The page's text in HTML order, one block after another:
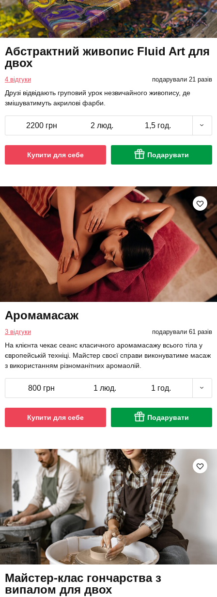
Абстрактний живопис Fluid Art для
двох
4 відгуки подарували 21 разів
Друзі відвідають груповий урок незвичайного живопису, де
змішуватимуть акрилові фарби.
2200 грн 2 люд. 1,5 год.
Купити для себе Подарувати
Аромамасаж
3 відгуки подарували 61 разів
На клієнта чекає сеанс класичного аромамасажу всього тіла у
європейській техніці. Майстер своєї справи виконуватиме масаж
з використанням різноманітних аромаолій.
800 грн 1 люд. 1 год.
Купити для себе Подарувати
Майстер-клас гончарства з
випалом для двох